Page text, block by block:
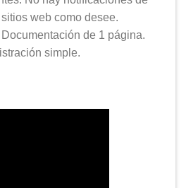
web como desee.
de 1 página.
simple.